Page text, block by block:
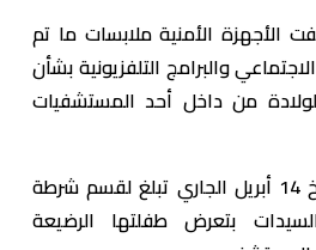
الأجهزة الأمنية ملابسات ما تم
والبرامج التلفزيونية بشأن
من داخل أحد المستشفيات
وبالفحص، تبين أنه بتاريخ 14 أبريل الجاري تبلغ لقسم شرطة
بتعرض طفلتها الرضيعة